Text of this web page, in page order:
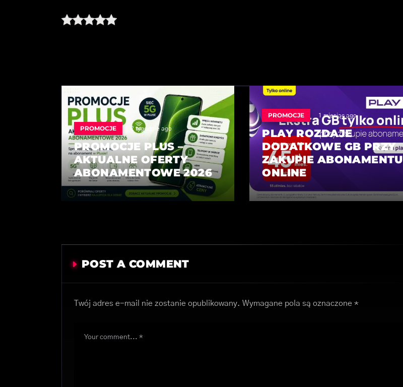
PROMOCJE 2 tygodnie ago
PROMOCJE PLUS –
AKTUALNE OFERTY
ABONAMENTOWE 2026
PROMOCJE 1 miesiąc ago
PLAY ROZDAJE
DODATKOWE GB PRZY
ZAKUPIE ABONAMENTU
ONLINE
POST A COMMENT
Twój adres e-mail nie zostanie opublikowany. Wymagane pola są oznaczone *